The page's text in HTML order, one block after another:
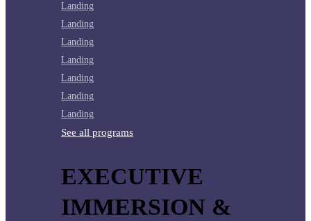
Landing
Landing
Landing
Landing
Landing
Landing
Landing
See all programs
EXECUTIVE
IMMERSION &